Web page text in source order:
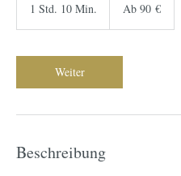
1 Std. 10 Min.
d
0
i
EuroAb 90 €
Weiter
Beschreibung